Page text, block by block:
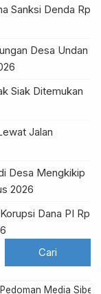
Sanksi Denda Rp
Desa Undan
Siak Ditemukan
Jalan
Desa Mengkikip
2026
Dana PI Rp
Pedoman Media Siber